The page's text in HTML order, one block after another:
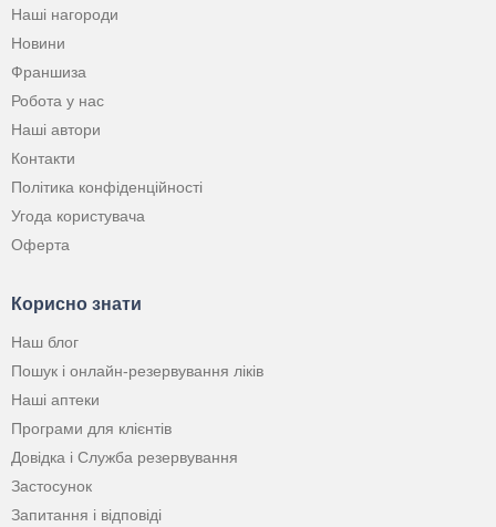
Наші нагороди
Новини
Франшиза
Робота у нас
Наші автори
Контакти
Політика конфіденційності
Угода користувача
Оферта
Корисно знати
Наш блог
Пошук і онлайн-резервування ліків
Наші аптеки
Програми для клієнтів
Довідка і Служба резервування
Застосунок
Запитання і відповіді